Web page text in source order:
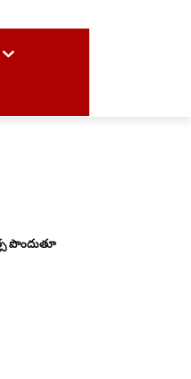
పొందుతూ